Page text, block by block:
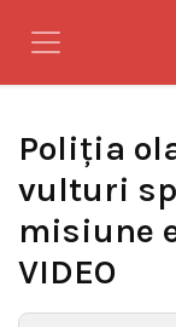
Poliţia
vulturi
misiune
VIDEO